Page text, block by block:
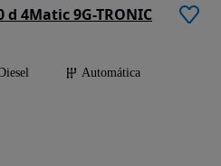
d 4Matic 9G-TRONIC
Automática